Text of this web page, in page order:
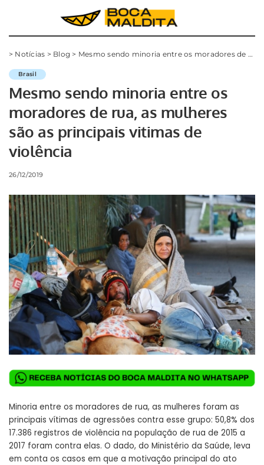
> Notícias > Blog > Mesmo sendo minoria entre os moradores de rua, as mulheres são as principais vitimas de violência
Brasil
Mesmo sendo minoria entre os
moradores de rua, as mulheres
são as principais vitimas de
violência
26/12/2019
Minoria entre os moradores de rua, as mulheres foram as
principais vítimas de agressões contra esse grupo: 50,8% dos
17.386 registros de violência na população de rua de 2015 a
2017 foram contra elas. O dado, do Ministério da Saúde, leva
em conta os casos em que a motivação principal do ato